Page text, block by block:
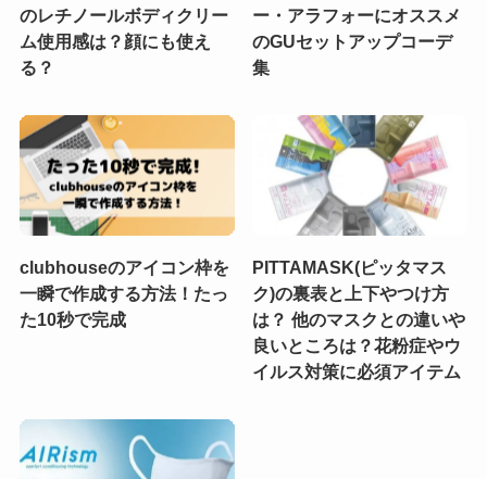
のレチノールボディクリー
ム使用感は？顔にも使え
る？
ー・アラフォーにオススメ
のGUセットアップコーデ
集
clubhouseのアイコン枠を
一瞬で作成する方法！たっ
た10秒で完成
PITTAMASK(ピッタマス
ク)の裏表と上下やつけ方
は？ 他のマスクとの違いや
良いところは？花粉症やウ
イルス対策に必須アイテム